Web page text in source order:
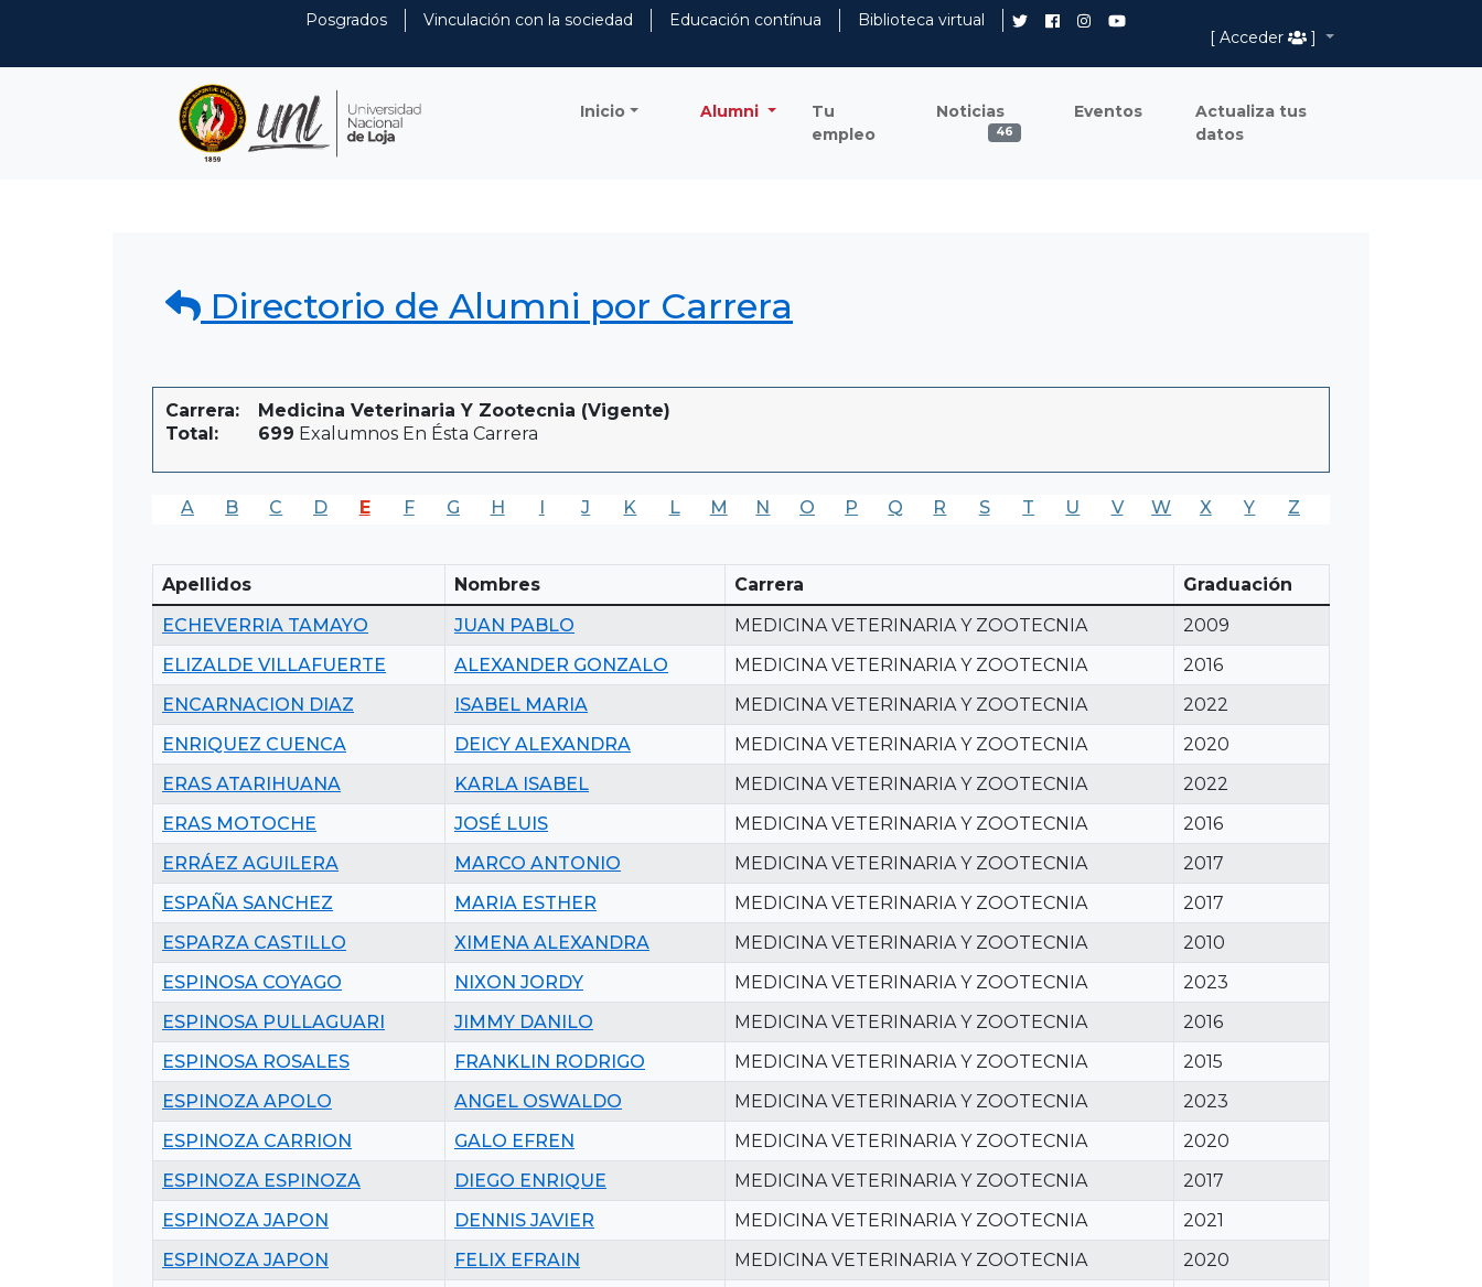
Posgrados Vinculación con la sociedad Educación contínua
Biblioteca virtual
[ Acceder
]
Inicio Alumni
Tu
empleo
Noticias
46
Eventos
Actualiza tus
datos
Directorio de Alumni por Carrera
Carrera:
Medicina Veterinaria Y Zootecnia (Vigente)
Total:
699 Exalumnos En Ésta Carrera
A B C D E F G H I J K L M N O P Q R S T U V W X Y Z
Apellidos Nombres Carrera
Graduación
ECHEVERRIA TAMAYO
JUAN PABLO MEDICINA VETERINARIA Y ZOOTECNIA
2009
ELIZALDE VILLAFUERTE
ALEXANDER GONZALO MEDICINA VETERINARIA Y ZOOTECNIA
2016
ENCARNACION DIAZ
ISABEL MARIA MEDICINA VETERINARIA Y ZOOTECNIA
2022
ENRIQUEZ CUENCA
DEICY ALEXANDRA MEDICINA VETERINARIA Y ZOOTECNIA
2020
ERAS ATARIHUANA
KARLA ISABEL MEDICINA VETERINARIA Y ZOOTECNIA
2022
ERAS MOTOCHE
JOSÉ LUIS MEDICINA VETERINARIA Y ZOOTECNIA
2016
ERRÁEZ AGUILERA
MARCO ANTONIO MEDICINA VETERINARIA Y ZOOTECNIA
2017
ESPAÑA SANCHEZ
MARIA ESTHER MEDICINA VETERINARIA Y ZOOTECNIA
2017
ESPARZA CASTILLO
XIMENA ALEXANDRA MEDICINA VETERINARIA Y ZOOTECNIA
2010
ESPINOSA COYAGO
NIXON JORDY MEDICINA VETERINARIA Y ZOOTECNIA
2023
ESPINOSA PULLAGUARI
JIMMY DANILO MEDICINA VETERINARIA Y ZOOTECNIA
2016
ESPINOSA ROSALES
FRANKLIN RODRIGO MEDICINA VETERINARIA Y ZOOTECNIA
2015
ESPINOZA APOLO
ANGEL OSWALDO MEDICINA VETERINARIA Y ZOOTECNIA
2023
ESPINOZA CARRION
GALO EFREN MEDICINA VETERINARIA Y ZOOTECNIA
2020
ESPINOZA ESPINOZA
DIEGO ENRIQUE MEDICINA VETERINARIA Y ZOOTECNIA
2017
ESPINOZA JAPON
DENNIS JAVIER MEDICINA VETERINARIA Y ZOOTECNIA
2021
ESPINOZA JAPON
FELIX EFRAIN MEDICINA VETERINARIA Y ZOOTECNIA
2020